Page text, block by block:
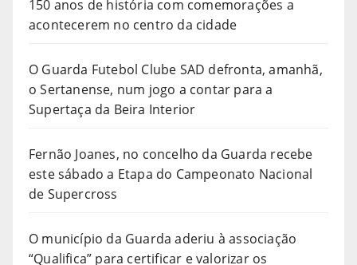
150 anos de história com comemorações a
acontecerem no centro da cidade
O Guarda Futebol Clube SAD defronta, amanhã,
o Sertanense, num jogo a contar para a
Supertaça da Beira Interior
Fernão Joanes, no concelho da Guarda recebe
este sábado a Etapa do Campeonato Nacional
de Supercross
O município da Guarda aderiu à associação
“Qualifica” para certificar e valorizar os